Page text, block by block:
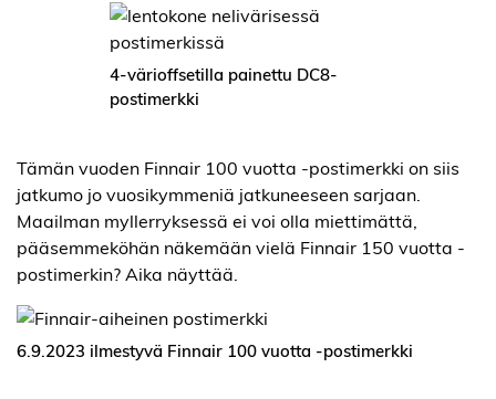
4-värioffsetilla painettu DC8-
postimerkki
Tämän vuoden Finnair 100 vuotta -postimerkki on siis
jatkumo jo vuosikymmeniä jatkuneeseen sarjaan.
Maailman myllerryksessä ei voi olla miettimättä,
pääsemmeköhän näkemään vielä Finnair 150 vuotta -
postimerkin? Aika näyttää.
6.9.2023 ilmestyvä Finnair 100 vuotta -postimerkki